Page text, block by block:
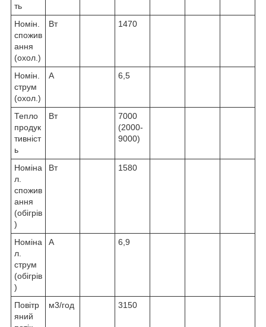
ть
Номін.
спожив
ання
(охол.)
Вт 1470
Номін.
струм
(охол.)
A 6,5
Тепло
продук
тивніст
ь
Вт
7000
(2000-
9000)
Номіна
л.
спожив
ання
(обігрів
)
Вт 1580
Номіна
л.
струм
(обігрів
)
A 6,9
Повітр
яний
м3/год 3150